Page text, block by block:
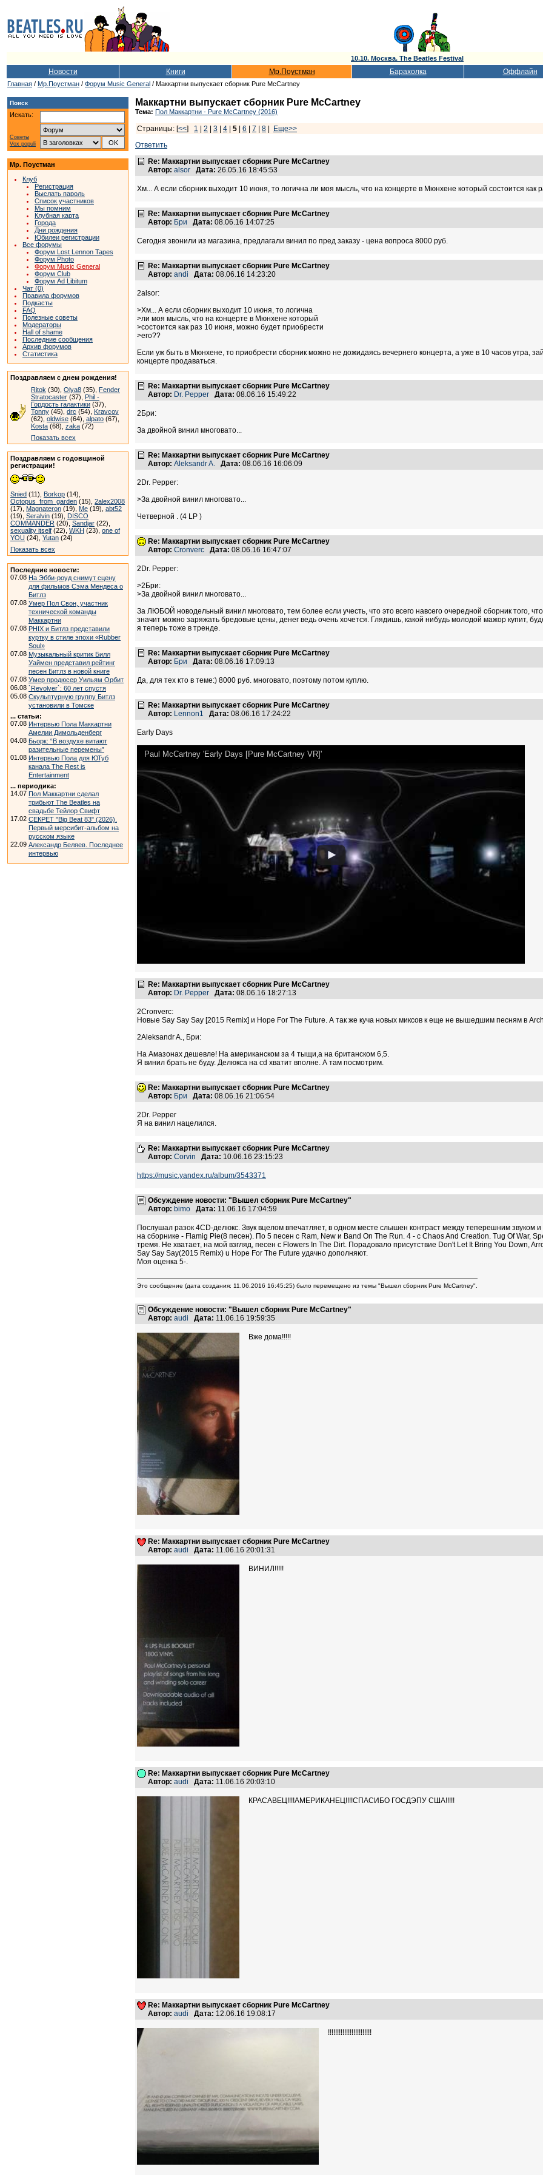
10.10. Москва. The Beatles Festival
Новости Книги Мр.Поустман Барахолка Оффлайн
Главная / Мр.Поустман / Форум Music General / Маккартни выпускает сборник Pure McCartney
Поиск
Искать:
Советы
Vox populi
Мр. Поустман
Клуб
Регистрация
Выслать пароль
Список участников
Мы помним
Клубная карта
Города
Дни рождения
Юбилеи регистрации
Все форумы
Форум Lost Lennon Tapes
Форум Photo
Форум Music General
Форум Club
Форум Ad Libitum
Чат (0)
Правила форумов
Подкасты
FAQ
Полезные советы
Модераторы
Hall of shame
Последние сообщения
Архив форумов
Статистика
Поздравляем с днем рождения!
Ritok (30), Olya8 (35), Fender
Stratocaster (37), Phil -
Гордость галактики (37),
Tonny (45), drc (54), Kravcov
(62), oldwise (64), alpato (67),
Kosta (68), zaka (72)
Показать всех
Поздравляем с годовщиной
регистрации!
Snied (11), Borkop (14),
Octopus_from_garden (15), 2alex2008
(17), Magnateron (19), Me (19), abt52
(19), Seralvin (19), DISCO
COMMANDER (20), Sandjar (22),
sexuality itself (22), WKH (23), one of
YOU (24), Yutan (24)
Показать всех
Последние новости:
07.08 На Эбби-роуд снимут сцену
для фильмов Сэма Мендеса о
Битлз
07.08 Умер Пол Свон, участник
технической команды
Маккартни
07.08 PHIX и Битлз представили
куртку в стиле эпохи «Rubber
Soul»
07.08 Музыкальный критик Билл
Уаймен представил рейтинг
песен Битлз в новой книге
07.08 Умер продюсер Уильям Орбит
06.08 `Revolver`: 60 лет спустя
05.08 Скульптурную группу Битлз
установили в Томске
... статьи:
07.08 Интервью Пола Маккартни
Амелии Димольденберг
04.08 Бьорк: “В воздухе витают
разительные перемены”
01.08 Интервью Пола для ЮТуб
канала The Rest is
Entertainment
... периодика:
14.07 Пол Маккартни сделал
трибьют The Beatles на
свадьбе Тейлор Свифт
17.02 СЕКРЕТ "Big Beat 83" (2026).
Первый мерсибит-альбом на
русском языке
22.09 Александр Беляев. Последнее
интервью
Маккартни выпускает сборник Pure McCartney
Тема: Пол Маккартни - Pure McCartney (2016)
Страницы: [<<] 1 2 3 4 5 6 7 8
Еще>>
Ответить
Re: Маккартни выпускает сборник Pure McCartney
Автор: alsor Дата: 26.05.16 18:45:53
Хм... А если сборник выходит 10 июня, то логична ли моя мысль, что на концерте в Мюнхене который состоится как
Re: Маккартни выпускает сборник Pure McCartney
Автор: Бри Дата: 08.06.16 14:07:25
Сегодня звонили из магазина, предлагали винил по пред заказу - цена вопроса 8000 руб.
Re: Маккартни выпускает сборник Pure McCartney
Автор: andi Дата: 08.06.16 14:23:20
2alsor:
>Хм... А если сборник выходит 10 июня, то логична
>ли моя мысль, что на концерте в Мюнхене который
>состоится как раз 10 июня, можно будет приобрести
>его??
Если уж быть в Мюнхене, то приобрести сборник можно не дожидаясь вечернего концерта, а уже в 10 часов утра,
концерте продаваться.
Re: Маккартни выпускает сборник Pure McCartney
Автор: Dr. Pepper Дата: 08.06.16 15:49:22
2Бри:
За двойной винил многовато...
Re: Маккартни выпускает сборник Pure McCartney
Автор: Aleksandr A. Дата: 08.06.16 16:06:09
2Dr. Pepper:
>За двойной винил многовато...
Четверной . (4 LP )
Re: Маккартни выпускает сборник Pure McCartney
Автор: Cronverc Дата: 08.06.16 16:47:07
2Dr. Pepper:
>2Бри:
>За двойной винил многовато...
За ЛЮБОЙ новодельный винил многовато, тем более если учесть, что это всего навсего очередной сборник того,
значит можно заряжать бредовые цены, денег ведь очень хочется. Глядишь, какой нибудь молодой мажор купит,
я теперь тоже в тренде.
Re: Маккартни выпускает сборник Pure McCartney
Автор: Бри Дата: 08.06.16 17:09:13
Да, для тех кто в теме:) 8000 руб. многовато, поэтому потом куплю.
Re: Маккартни выпускает сборник Pure McCartney
Автор: Lennon1 Дата: 08.06.16 17:24:22
Early Days
Paul McCartney 'Early Days [Pure McCartney VR]'
Re: Маккартни выпускает сборник Pure McCartney
Автор: Dr. Pepper Дата: 08.06.16 18:27:13
2Cronverc:
Новые Say Say Say [2015 Remix] и Hope For The Future. А так же куча новых миксов к еще не вышедшим песням в
2Aleksandr A., Бри:
На Амазонах дешевле! На американском за 4 тыщи,а на британском 6,5.
Я винил брать не буду. Делюкса на cd хватит вполне. А там посмотрим.
Re: Маккартни выпускает сборник Pure McCartney
Автор: Бри Дата: 08.06.16 21:06:54
2Dr. Pepper
Я на винил нацелился.
Re: Маккартни выпускает сборник Pure McCartney
Автор: Corvin Дата: 10.06.16 23:15:23
https://music.yandex.ru/album/3543371
Обсуждение новости: "Вышел сборник Pure McCartney"
Автор: bimo Дата: 11.06.16 17:04:59
Послушал разок 4СD-делюкс. Звук вцелом впечатляет, в одном месте слышен контраст между теперешним звуком
на сборнике - Flamig Pie(8 песен). По 5 песен с Ram, New и Band On The Run. 4 - с Chaos And Creation. Tug Of War,
тремя. Не хватает, на мой взгляд, песен c Flowers In The Dirt. Порадовало присутствие Don't Let It Bring You Down,
Say Say Say(2015 Remix) u Hope For The Future удачно дополняют.
Моя оценка 5-.
Это сообщение (дата создания: 11.06.2016 16:45:25) было перемещено из темы "Вышел сборник Pure McCartney".
Обсуждение новости: "Вышел сборник Pure McCartney"
Автор: audi Дата: 11.06.16 19:59:35
Вже дома!!!!!
Re: Маккартни выпускает сборник Pure McCartney
Автор: audi Дата: 11.06.16 20:01:31
ВИНИЛ!!!!!
Re: Маккартни выпускает сборник Pure McCartney
Автор: audi Дата: 11.06.16 20:03:10
КРАСАВЕЦ!!!!АМЕРИКАНЕЦ!!!!СПАСИБО ГОСДЭПУ США!!!!!
Re: Маккартни выпускает сборник Pure McCartney
Автор: audi Дата: 12.06.16 19:08:17
!!!!!!!!!!!!!!!!!!!!!!!!